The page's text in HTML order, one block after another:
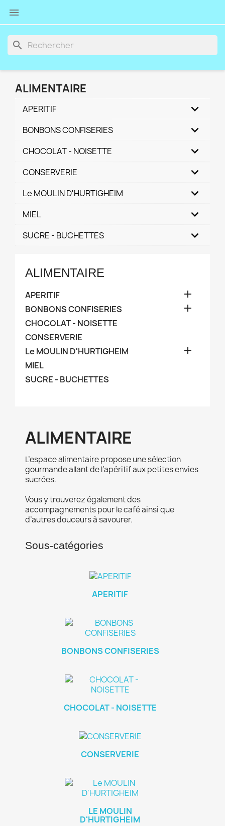

search
ALIMENTAIRE
APERITIF
BONBONS CONFISERIES
CHOCOLAT - NOISETTE
CONSERVERIE
Le MOULIN D'HURTIGHEIM
MIEL
SUCRE - BUCHETTES
ALIMENTAIRE
APERITIF 
BONBONS CONFISERIES 
CHOCOLAT - NOISETTE
CONSERVERIE
Le MOULIN D'HURTIGHEIM

MIEL
SUCRE - BUCHETTES
ALIMENTAIRE
L’espace alimentaire propose une sélection
gourmande allant de l’apéritif aux petites envies
sucrées.
Vous y trouverez également des
accompagnements pour le café ainsi que
d’autres douceurs à savourer.
Sous-catégories
APERITIF
BONBONS CONFISERIES
CHOCOLAT - NOISETTE
CONSERVERIE
LE MOULIN
D'HURTIGHEIM